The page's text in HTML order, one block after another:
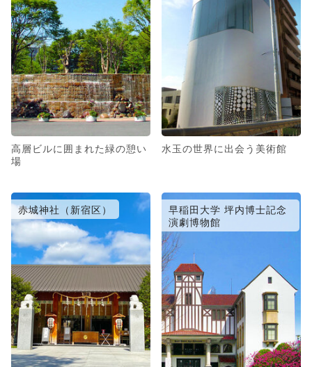
高層ビルに囲まれた緑の憩い
場
水玉の世界に出会う美術館
赤城神社（新宿区）
早稲田大学 坪内博士記念
演劇博物館